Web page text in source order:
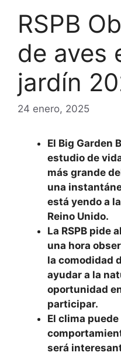
RSPB
de aves
jardín
24 enero, 2025
El Big Garden
estudio de
más grande
una
está yendo a
Reino Unido.
La RSPB pide
una hora
la comodidad
ayudar a la
oportunidad
participar.
El clima
será